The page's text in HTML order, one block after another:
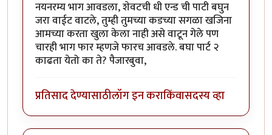
नयनरम्य भाग आवडला, शेवटची धी एन्ड ची पाटी बघुन
जरा वाईट वाटले, तुम्ही तुमच्या कडच्या सगळा खजिना
आमच्या करता खुला केला नाही असे वाटून गेले पण
चारही भाग फार म्हणजे फारच आवडले. बघा पार्ट २
काढता येतो का ते? पैजारबुवा,
प्रतिसाद देण्यासाठीलॉग इन कराकिंवासदस्य व्हा